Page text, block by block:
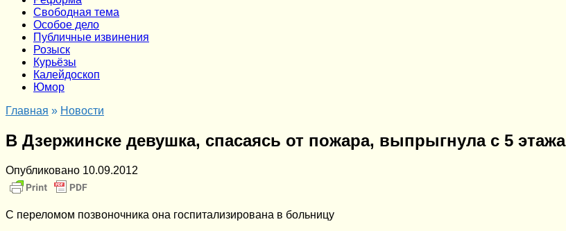
Cвободная тема
Особое дело
Публичные извинения
Розыск
Курьёзы
Калейдоскоп
Юмор
Главная » Новости
В Дзержинске девушка, спасаясь от пожара, выпрыгнула с 5 этажа
Опубликовано 10.09.2012
С переломом позвоночника она госпитализирована в больницу